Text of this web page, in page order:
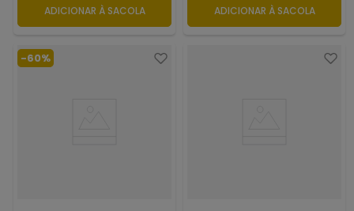
ADICIONAR À SACOLA ADICIONAR À SACOLA
-60%